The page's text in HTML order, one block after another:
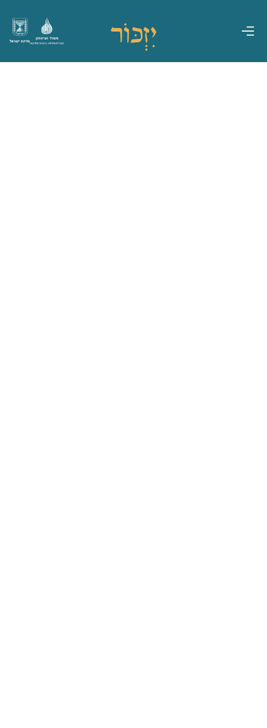
מדינת ישראל
משרד הביטחון
אגף משפחות, הנצחה ומורשת